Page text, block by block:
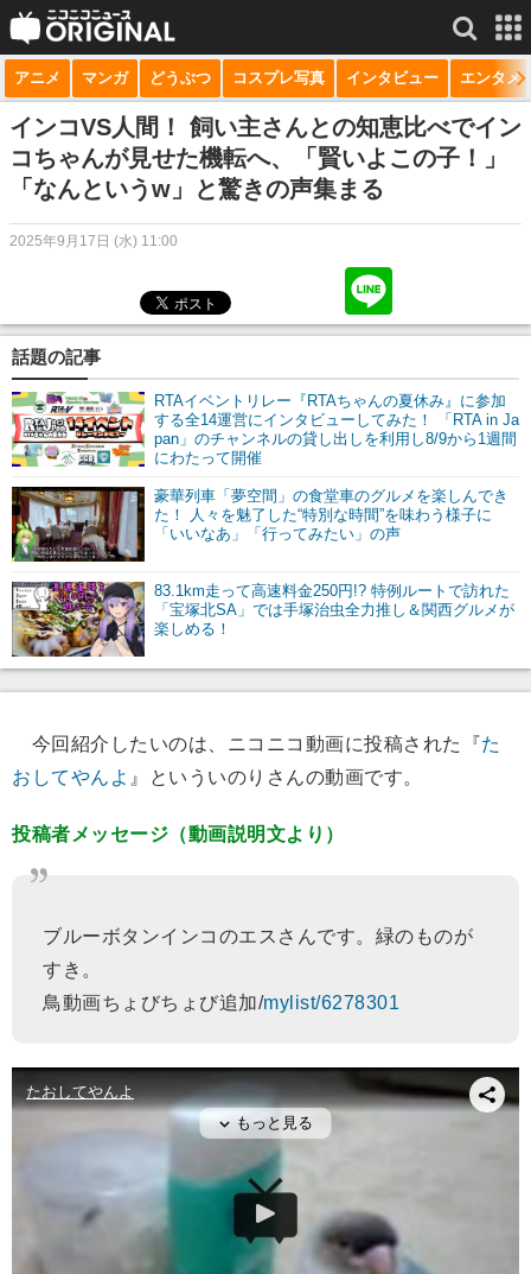
サービス一覧 もっと見る
niconico
動画
生放送
マンガ
ニコニコQ
アニメ マンガ どうぶつ コスプレ写真 インタビュー エンタメ
インコVS人間！ 飼い主さんとの知恵比べでイン
コちゃんが見せた機転へ、「賢いよこの子！」
「なんというw」と驚きの声集まる
2025年9月17日 (水) 11:00
話題の記事
RTAイベントリレー『RTAちゃんの夏休み』に参加
する全14運営にインタビューしてみた！ 「RTA in Ja
pan」のチャンネルの貸し出しを利用し8/9から1週間
にわたって開催
豪華列車「夢空間」の食堂車のグルメを楽しんでき
た！ 人々を魅了した“特別な時間”を味わう様子に
「いいなあ」「行ってみたい」の声
83.1km走って高速料金250円!? 特例ルートで訪れた
「宝塚北SA」では手塚治虫全力推し＆関西グルメが
楽しめる！
今回紹介したいのは、ニコニコ動画に投稿された『た
おしてやんよ 』といういのりさんの動画です。
投稿者メッセージ（動画説明文より）
ブルーボタンインコのエスさんです。緑のものが
すき。
鳥動画ちょびちょび追加/mylist/6278301